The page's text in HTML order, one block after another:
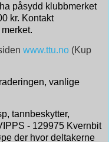
påsydd klubbmerket
kr. Kontakt
www.ttu.no (Kup
vanlige
tannbeskytter,
- 129975 Kvernbit
der hvor deltakerne